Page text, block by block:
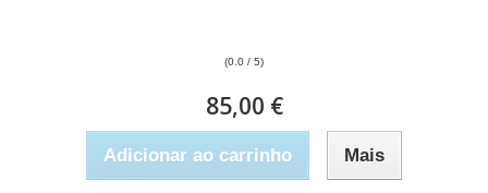
(0.0 / 5)
85,00 €
Adicionar ao carrinho Mais